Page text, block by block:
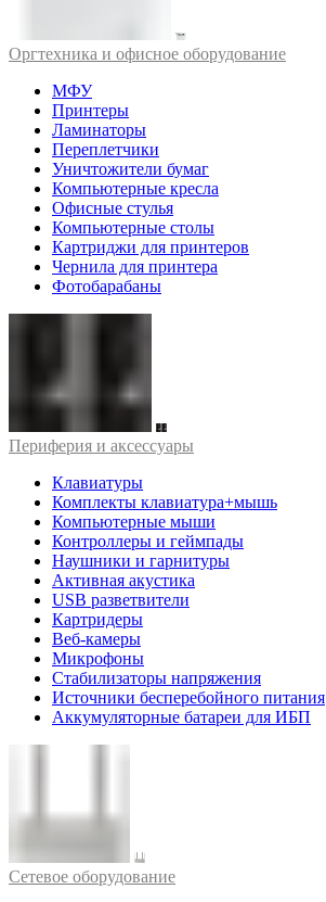
Оргтехника и офисное оборудование
МФУ
Принтеры
Ламинаторы
Переплетчики
Уничтожители бумаг
Компьютерные кресла
Офисные стулья
Компьютерные столы
Картриджи для принтеров
Чернила для принтера
Фотобарабаны
Периферия и аксессуары
Клавиатуры
Комплекты клавиатура+мышь
Компьютерные мыши
Контроллеры и геймпады
Наушники и гарнитуры
Активная акустика
USB разветвители
Картридеры
Веб-камеры
Микрофоны
Стабилизаторы напряжения
Источники бесперебойного питания
Аккумуляторные батареи для ИБП
Cетевое оборудование